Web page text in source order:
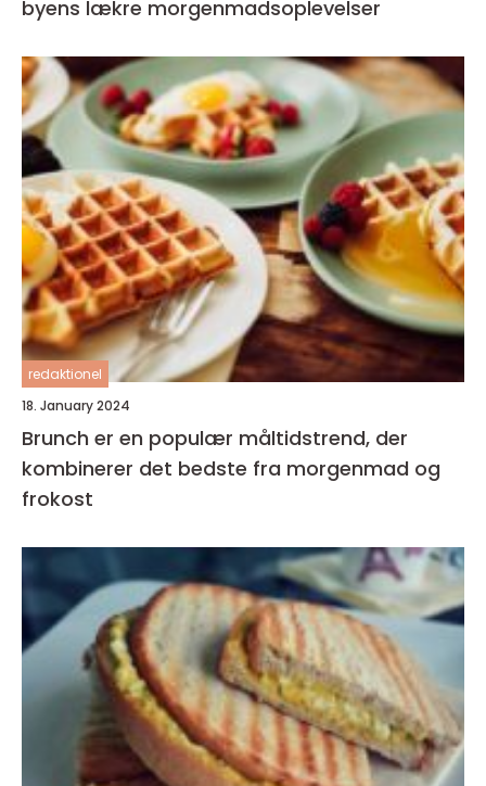
byens lækre morgenmadsoplevelser
redaktionel
18. January 2024
Brunch er en populær måltidstrend, der
kombinerer det bedste fra morgenmad og
frokost